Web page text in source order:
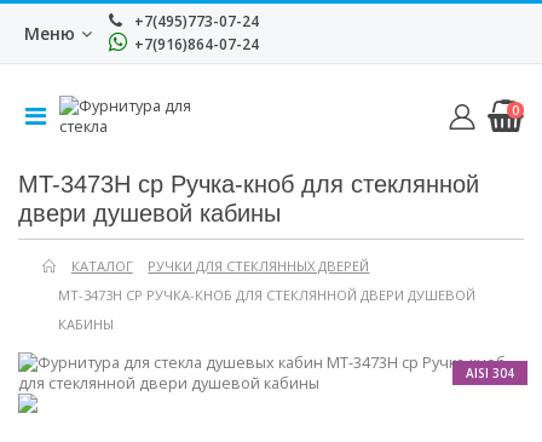
Меню
+7(495)773-07-24
+7(916)864-07-24
0
MT-3473H cp Ручка-кноб для стеклянной
двери душевой кабины
КАТАЛОГ
РУЧКИ ДЛЯ СТЕКЛЯННЫХ ДВЕРЕЙ
MT-3473H CP РУЧКА-КНОБ ДЛЯ СТЕКЛЯННОЙ ДВЕРИ ДУШЕВОЙ
КАБИНЫ
AISI 304